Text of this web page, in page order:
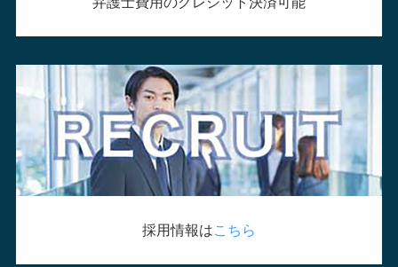
採用情報はこちら